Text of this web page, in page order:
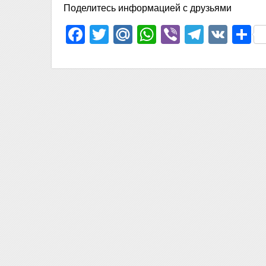
Поделитесь информацией с друзьями
Facebook
TwitterMail.Ru
WhatsApp
Viber VK